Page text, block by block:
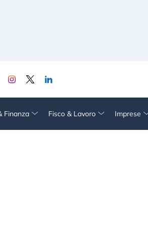
Finanza Fisco & Lavoro Imprese